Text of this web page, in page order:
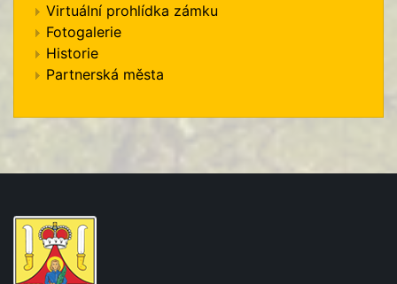
Virtuální prohlídka zámku
Fotogalerie
Historie
Partnerská města